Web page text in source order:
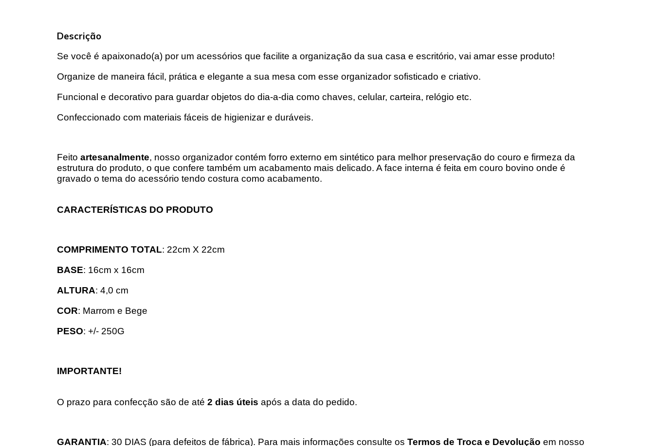
Descrição
Se você é apaixonado(a) por um acessórios que facilite a organização da sua casa e escritório, vai amar esse produto!
Organize de maneira fácil, prática e elegante a sua mesa com esse organizador sofisticado e criativo.
Funcional e decorativo para guardar objetos do dia-a-dia como chaves, celular, carteira, relógio etc.
Confeccionado com materiais fáceis de higienizar e duráveis.
Feito artesanalmente, nosso organizador contém forro externo em sintético para melhor preservação do couro e firmeza da
estrutura do produto, o que confere também um acabamento mais delicado. A face interna é feita em couro bovino onde é
gravado o tema do acessório tendo costura como acabamento.
CARACTERÍSTICAS DO PRODUTO
COMPRIMENTO TOTAL: 22cm X 22cm
BASE: 16cm x 16cm
ALTURA: 4,0 cm
COR: Marrom e Bege
PESO: +/- 250G
IMPORTANTE!
O prazo para confecção são de até 2 dias úteis após a data do pedido.
GARANTIA: 30 DIAS (para defeitos de fábrica). Para mais informações consulte os Termos de Troca e Devolução em nosso